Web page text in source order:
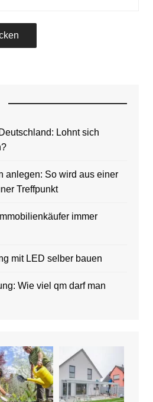
Lohnt sich
anlegen: So wird aus einer
Treffpunkt
immer
mit LED selber bauen
Wie viel qm darf man